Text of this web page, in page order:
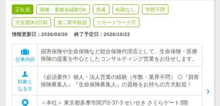
正社員 職種・業種未経験OK 急募 転勤なし 学歴不問
完全週休2日制 第二新卒歓迎 リモートワーク可
情報更新日：2026/04/30 終了予定日： 2026/10/22
仕事内容
損害保険や生命保険など総合保険代理店として、生命保険・医療
保険の提案を中心としたコンサルティング営業をお任せします。
対象と
なる方
《必須要件》個人・法人営業の経験（年数・業界不問） ◎『損害
保険募集人』『生命保険募集人』の資格をお持ちの方大歓迎！
＜本社＞ 東京都多摩市関戸2-37-3 せいせき さくらゲート3階